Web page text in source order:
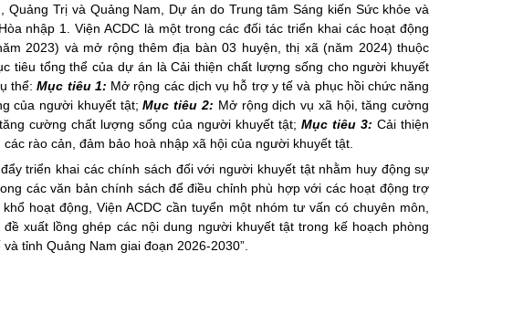
Trị và Quảng Nam, Dự án do Trung tâm Sáng kiến Sức khỏe và
nhập 1. Viện ACDC là một trong các đối tác triển khai các hoạt động
2023) và mở rộng thêm địa bàn 03 huyện, thị xã (năm 2024) thuộc
tiêu tổng thể của dự án là Cải thiện chất lượng sống cho người khuyết
thể:Mục tiêu 1: Mở rộng các dịch vụ hỗ trợ y tế và phục hồi chức năng
của người khuyết tật;Mục tiêu 2: Mở rộng dịch vụ xã hội, tăng cường
cường chất lượng sống của người khuyết tật;Mục tiêu 3: Cải thiện
rào cản, đảm bảo hoà nhập xã hội của người khuyết tật.
triển khai các chính sách đối với người khuyết tật nhằm huy động sự
các văn bản chính sách để điều chỉnh phù hợp với các hoạt động trợ
hoạt động, Viện ACDC cần tuyển một nhóm tư vấn có chuyên môn,
xuất lồng ghép các nội dung người khuyết tật trong kế hoạch phòng
tỉnh Quảng Nam giai đoạn 2026-2030”.